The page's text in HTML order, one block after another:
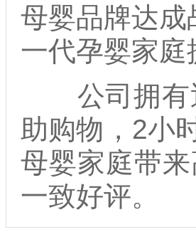
母婴品牌达成
一代孕婴家庭
公司拥有近
助购物，2小
母婴家庭带
一致好评。